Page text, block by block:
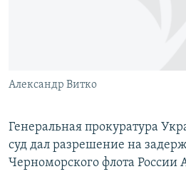
УКРАИНСКАЯ ПРОБЛЕМА КРЫМА
Александр Витко
Генеральная прокуратура
суд дал разрешение на
Черноморского флота России